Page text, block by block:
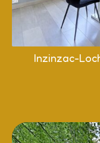
Inzinzac-